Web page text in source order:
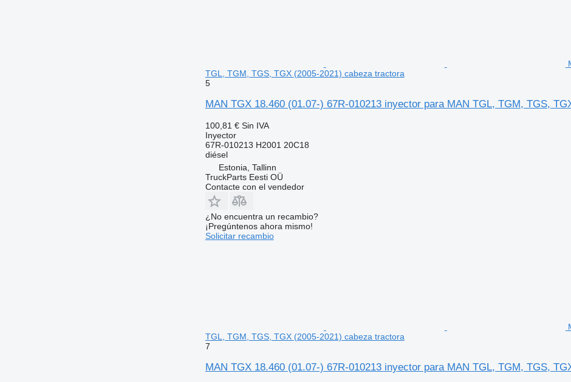
TGL, TGM, TGS, TGX (2005-2021) cabeza tractora
5
MAN TGX 18.460 (01.07-) 67R-010213 inyector para MAN TGL, TGM, TGS,
100,81 € Sin IVA
Inyector
67R-010213 H2001 20C18
diésel
Estonia, Tallinn
TruckParts Eesti OÜ
Contacte con el vendedor
¿No encuentra un recambio?
¡Pregúntenos ahora mismo!
Solicitar recambio
TGL, TGM, TGS, TGX (2005-2021) cabeza tractora
7
MAN TGX 18.460 (01.07-) 67R-010213 inyector para MAN TGL, TGM, TGS,